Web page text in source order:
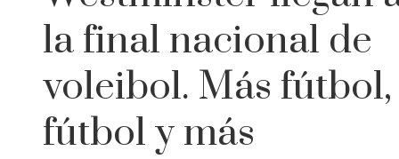
la final nacional de
voleibol. Más fútbol,
fútbol y más